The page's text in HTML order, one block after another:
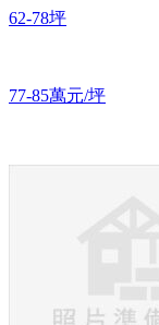
62-78坪
77-85萬元/坪